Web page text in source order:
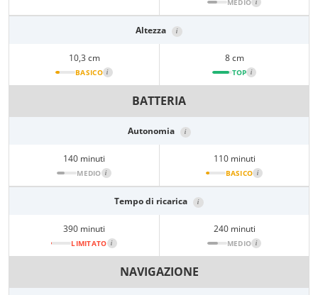
MEDIO i
Altezza i
10,3 cm
BASICO i
8 cm
TOP i
BATTERIA
Autonomia i
140 minuti
MEDIO i
110 minuti
BASICO i
Tempo di ricarica i
390 minuti
LIMITATO i
240 minuti
MEDIO i
NAVIGAZIONE